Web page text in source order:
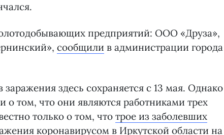
предприятий: ООО «Друза»,
сообщили в администрации города
здесь сохраняется с 13 мая. Однако
том, что они являются работниками трех
только о том, что трое из заболевших
коронавирусом в Иркутской области на